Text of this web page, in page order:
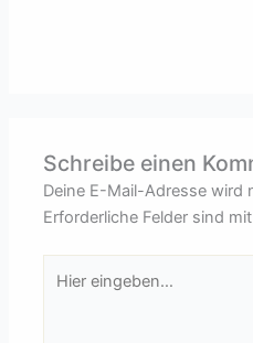
Schreibe einen
Deine E-Mail-Adresse wird
Erforderliche Felder sind mit
eingeben…